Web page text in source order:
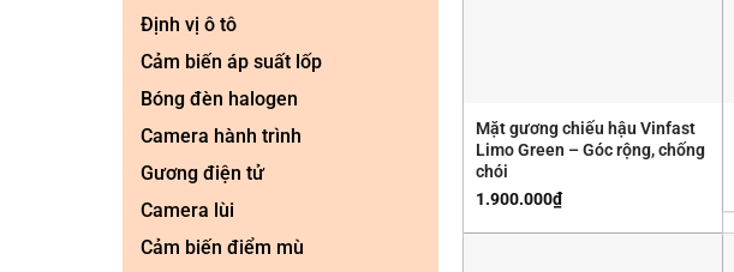
Định vị ô tô
Cảm biến áp suất lốp
Bóng đèn halogen
Camera hành trình
Gương điện tử
Camera lùi
Cảm biến điểm mù
Mặt gương chiếu hậu Vinfast
Limo Green – Góc rộng, chống
chói
1.900.000₫